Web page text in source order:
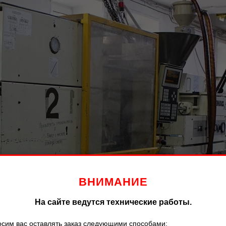
ВНИМАНИЕ
На сайте ведутся технические работы.
вас оставлять заказ следующими способами: